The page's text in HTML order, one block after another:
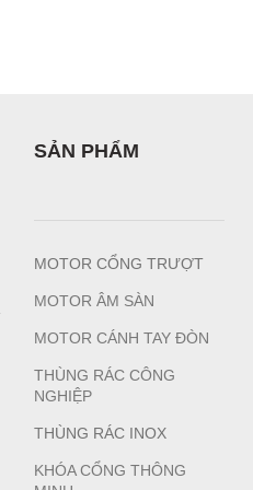
SẢN PHẨM
MOTOR CỔNG TRƯỢT
MOTOR ÂM SÀN
MOTOR CÁNH TAY ĐÒN
THÙNG RÁC CÔNG
NGHIỆP
THÙNG RÁC INOX
KHÓA CỔNG THÔNG